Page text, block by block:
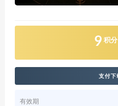
9 积分
支付下
有效期